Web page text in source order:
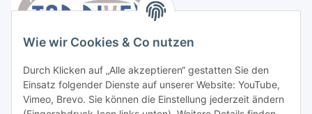
Wie wir Cookies & Co nutzen
Durch Klicken auf „Alle akzeptieren“ gestatten Sie den
Einsatz folgender Dienste auf unserer Website: YouTube,
Vimeo, Brevo. Sie können die Einstellung jederzeit ändern